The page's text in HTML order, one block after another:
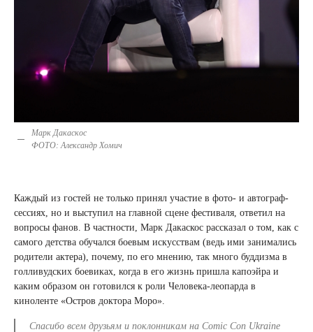
Марк Дакаскос
ФОТО: Александр Хомич
Каждый из гостей не только принял участие в фото- и автограф-
сессиях, но и выступил на главной сцене фестиваля, ответил на
вопросы фанов. В частности, Марк Дакаскос рассказал о том, как с
самого детства обучался боевым искусствам (ведь ими занимались
родители актера), почему, по его мнению, так много буддизма в
голливудских боевиках, когда в его жизнь пришла капоэйра и
каким образом он готовился к роли Человека-леопарда в
киноленте «Остров доктора Моро».
Спасибо всем друзьям и поклонникам на Comic Con Ukraine